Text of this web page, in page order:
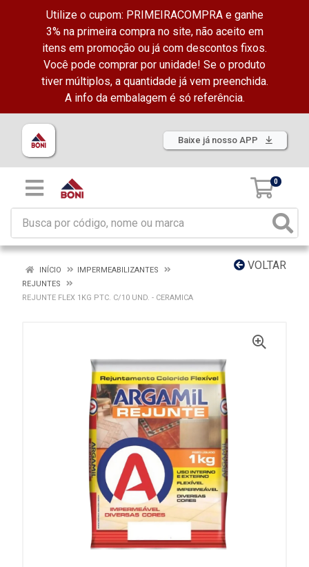
Utilize o cupom: PRIMEIRACOMPRA e ganhe
3% na primeira compra no site, não aceito em
itens em promoção ou já com descontos fixos.
Você pode comprar por unidade! Se o produto
tiver múltiplos, a quantidade já vem preenchida.
A info da embalagem é só referência.
Baixe já nosso APP
0
VOLTAR
INÍCIO
IMPERMEABILIZANTES
REJUNTES
REJUNTE FLEX 1KG PTC. C/10 UND. - CERAMICA